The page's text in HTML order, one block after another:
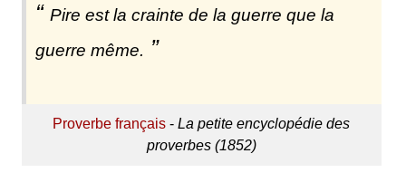
Pire est la crainte de la guerre que la
guerre même.
Proverbe français -La petite encyclopédie des
proverbes (1852)